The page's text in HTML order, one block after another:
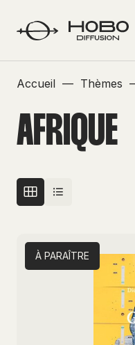
Accueil — Thèmes
AFRIQUE
À PARAÎTRE